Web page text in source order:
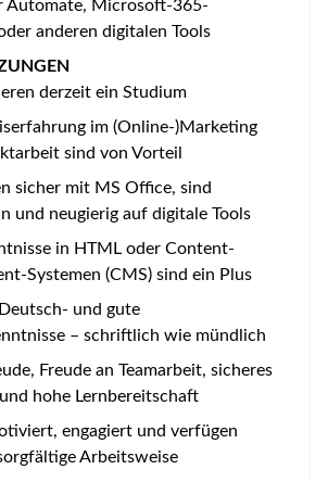
Automate, Microsoft-365-
anderen digitalen Tools
derzeit ein Studium
im (Online-)Marketing
sind von Vorteil
sicher mit MS Office, sind
und neugierig auf digitale Tools
in HTML oder Content-
Systemen (CMS) sind ein Plus
und gute
– schriftlich wie mündlich
Freude an Teamarbeit, sicheres
hohe Lernbereitschaft
engagiert und verfügen
Arbeitsweise